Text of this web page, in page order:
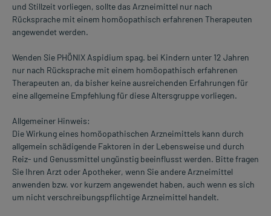
und Stillzeit vorliegen, sollte das Arzneimittel nur nach
Rücksprache mit einem homöopathisch erfahrenen Therapeuten
angewendet werden.
Wenden Sie PHÖNIX Aspidium spag. bei Kindern unter 12 Jahren
nur nach Rücksprache mit einem homöopathisch erfahrenen
Therapeuten an, da bisher keine ausreichenden Erfahrungen für
eine allgemeine Empfehlung für diese Altersgruppe vorliegen.
Allgemeiner Hinweis:
Die Wirkung eines homöopathischen Arzneimittels kann durch
allgemein schädigende Faktoren in der Lebensweise und durch
Reiz- und Genussmittel ungünstig beeinflusst werden. Bitte fragen
Sie Ihren Arzt oder Apotheker, wenn Sie andere Arzneimittel
anwenden bzw. vor kurzem angewendet haben, auch wenn es sich
um nicht verschreibungspflichtige Arzneimittel handelt.